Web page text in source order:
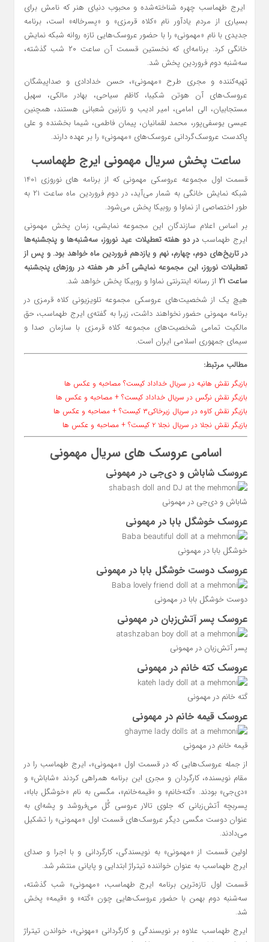
ایرج طهماسب چهره شناخته‌شده و محبوب دنیای هنر که نامش برای
بسیاری از مردم یادآور نام «کلاه قرمزی» و «پسرخاله» است، برنامه
جدیدی با نام «مهمونی» را با حضور عروسک‌هایی تازه روانه شبکه نمایش
خانگی کرد. برنامه‌ای که نخستین قسمت آن ساعت ۲۰ شب گذشته،
سه‌شنبه دوم فروردین پخش شد.
تهیه‌کننده و مجری طرح «مهمونی»، حسن خدادادی و صداپیشگان
عروسک‌های آن هوتن شکیبا، کاظم سیاحی، بهادر مالکی، سهیل
مستجابیان، الی امامی، امیر ادیب و نازنین شعبانی هستند، همچنین
عیسی یوسفی‌پور، محمد لقمانیان، پیمان فاطمی، شیما بخشنده و علی
پاکدست عروسک‌گردانی عروسک‌های «مهمونی» را بر عهده دارند.
ساعت پخش سریال مهمونی ایرج طهماسب
قسمت اول مجموعه عروسکی مهمونی که از برنامه های نوروزی 1401
شبکه نمایش خانگی به شمار می‌آید، در دوم فروردین ماه ساعت ۲۱ به
طور اختصاصی از نماوا و روبیکا پخش می‌شود.
بر اساس اعلام سازندگان این مجموعه نمایشی، زمان پخش مهمونی
ایرج طهماسب در دو هفته تعطیلات عید نوروز، سه‌شنبه‌ها و پنجشنبه‌ها
در تاریخ‌های دوم، چهارم، نهم و یازدهم فروردین ماه خواهد بود. و پس از
تعطیلات نوروز، این مجموعه نمایشی آخر هر هفته در روز‌های پنجشنبه
ساعت ۲۱
از رسانه اینترنتی نماوا و روبیکا پخش خواهد شد.
هیچ یک از شخصیت‌های عروسکی مجموعه تلویزیونی کلاه قرمزی در
برنامه مهمونی حضور نخواهند داشت، زیرا به گفته‌ی ایرج طهماسب، حق
مالکیت تمامی شخصیت‌های مجموعه کلاه قرمزی با سازمان صدا و
سیمای جمهوری اسلامی ایران است.
مطالب مرتبط:
بازیگر نقش هانیه در سریال خداداد کیست؟ مصاحبه و عکس ها
بازیگر نقش نرگس در سریال خداداد کیست؟ + مصاحبه و عکس ها
بازیگر نقش کاوه در سریال زیرخاکی۳ کیست؟ + مصاحبه و عکس ها
بازیگر نقش نجلا در سریال نجلا ۲ کیست؟ + مصاحبه و عکس ها
اسامی عروسک های سریال مهمونی
عروسک شاباش و دی‌جی در مهمونی
شاباش و دی‌جی در مهمونی
عروسک خوشگل بابا در مهمونی
خوشگل بابا در مهمونی
عروسک دوست خوشگل بابا در مهمونی
دوست خوشگل بابا در مهمونی
عروسک پسر آتش‌زبان در مهمونی
پسر آتش‌زبان در مهمونی
عروسک کته خانم در مهمونی
کَته‌ خانم در مهمونی
عروسک قیمه خانم در مهمونی
قیمه خانم در مهمونی
از جمله عروسک‌هایی که در قسمت اول «مهمونی»، ایرج طهماسب را در
مقام نویسنده، کارگردان و مجری این برنامه همراهی کردند «شاباش» و
«دی‌جی» بودند. «کَته‌خانم» و «قیمه‌خانم»، مگسی به نام «خوشگل بابا»،
پسربچه آتش‌زبانی که جلوی تالار عروسی گُل می‌فروشد و پشه‌ای به
عنوان دوست مگسی دیگر عروسک‌های قسمت اول «مهمونی» را تشکیل
می‌دادند.
اولین قسمت از «مهمونی» به نویسندگی، کارگردانی و با اجرا و صدای
ایرج طهماسب به عنوان خواننده تیتراژ ابتدایی و پایانی منتشر شد.
قسمت اول تازه‌ترین برنامه ایرج طهماسب، «مهمونی» شب گذشته،
سه‌شنبه دوم بهمن با حضور عروسک‌هایی چون «کَته» و «قیمه» پخش
شد.
ایرج طهماسب علاوه بر نویسندگی و کارگردانی «مهونی»، خواندن تیتراژ